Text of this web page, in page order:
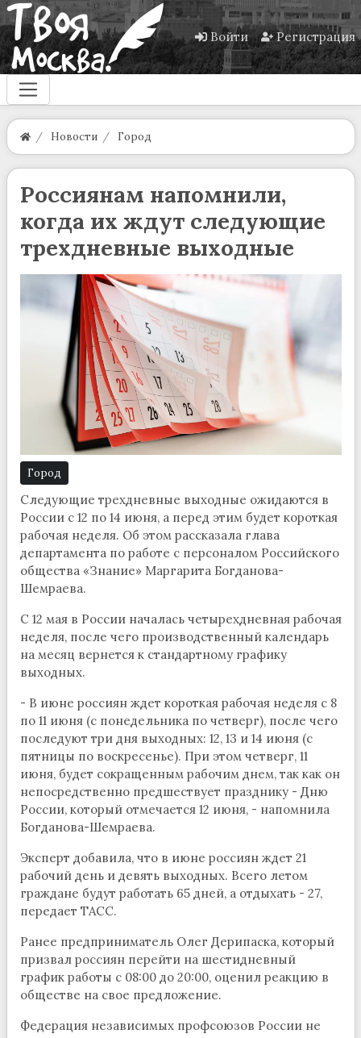
Войти Регистрация
Новости Город
Россиянам напомнили,
когда их ждут следующие
трехдневные выходные
Город
Следующие трехдневные выходные ожидаются в
России с 12 по 14 июня, а перед этим будет короткая
рабочая неделя. Об этом рассказала глава
департамента по работе с персоналом Российского
общества «Знание» Маргарита Богданова-
Шемраева.
С 12 мая в России началась четырехдневная рабочая
неделя, после чего производственный календарь
на месяц вернется к стандартному графику
выходных.
- В июне россиян ждет короткая рабочая неделя с 8
по 11 июня (с понедельника по четверг), после чего
последуют три дня выходных: 12, 13 и 14 июня (с
пятницы по воскресенье). При этом четверг, 11
июня, будет сокращенным рабочим днем, так как он
непосредственно предшествует празднику - Дню
России, который отмечается 12 июня, - напомнила
Богданова-Шемраева.
Эксперт добавила, что в июне россиян ждет 21
рабочий день и девять выходных. Всего летом
граждане будут работать 65 дней, а отдыхать - 27,
передает ТАСС.
Ранее предприниматель Олег Дерипаска, который
призвал россиян перейти на шестидневный
график работы с 08:00 до 20:00, оценил реакцию в
обществе на свое предложение.
Федерация независимых профсоюзов России не